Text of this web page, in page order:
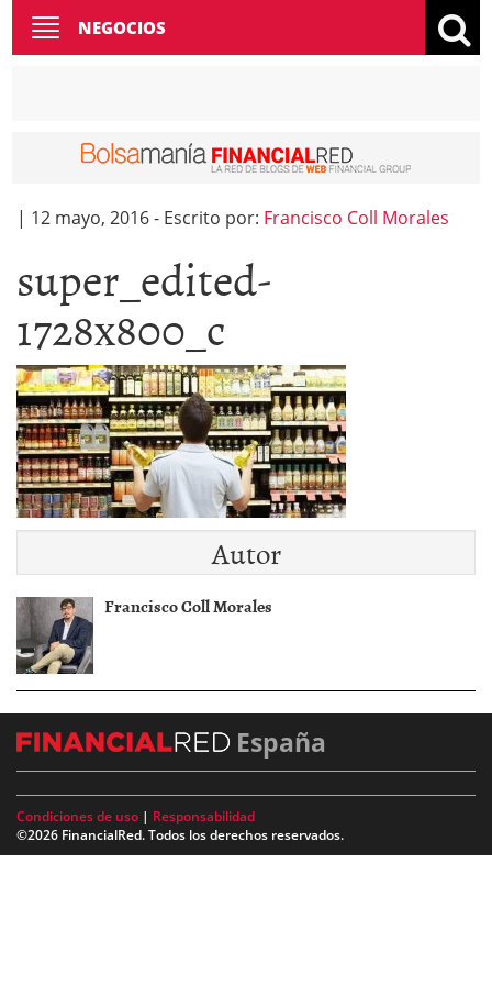
Toggle
navigation
NEGOCIOS
| 12 mayo, 2016- Escrito por: Francisco Coll Morales
super_edited-
1728x800_c
Autor
Francisco Coll Morales
España
Condiciones de uso | Responsabilidad
©2026 FinancialRed. Todos los derechos reservados.